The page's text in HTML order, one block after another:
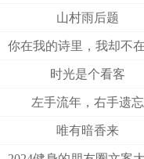
山村雨后题
时光是个看客
左手流年，右手遗忘
唯有暗香来